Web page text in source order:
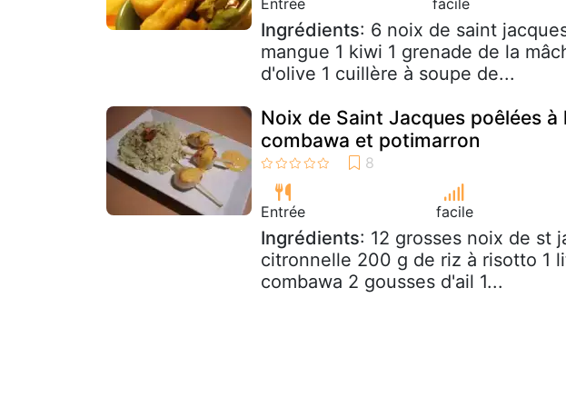
Ingrédients: 6 noix de saint
mangue 1 kiwi 1 grenade de la
d'olive 1 cuillère à soupe de...
Noix de Saint Jacques poêlées
combawa et potimarron
Entrée facile
Ingrédients: 12 grosses noix de st
citronnelle 200 g de riz à risotto 1
combawa 2 gousses d'ail 1...